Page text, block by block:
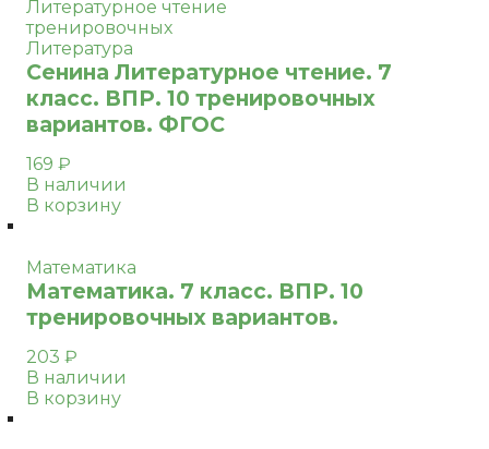
Литературное чтение
тренировочных
Литература
Сенина Литературное чтение. 7
класс. ВПР. 10 тренировочных
вариантов. ФГОС
169 ₽
В наличии
В корзину
Математика
Математика. 7 класс. ВПР. 10
тренировочных вариантов.
203 ₽
В наличии
В корзину